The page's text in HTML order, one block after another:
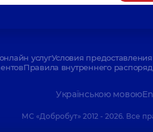
услугУсловия
Правила внутреннего
Українською мовою
МС «Добробут» 2012 - 2026. Все